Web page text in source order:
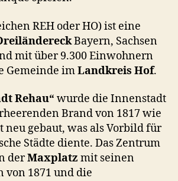
REH oder HO) ist eine
Bayern, Sachsen
mit über 9.300 Einwohnern
Gemeinde imLandkreis Hof.
Rehau“ wurde die Innenstadt
Brand von 1817 wie
neu gebaut, was als Vorbild für
Städte diente. Das Zentrum
derMaxplatz mit seinen
von 1871 und die